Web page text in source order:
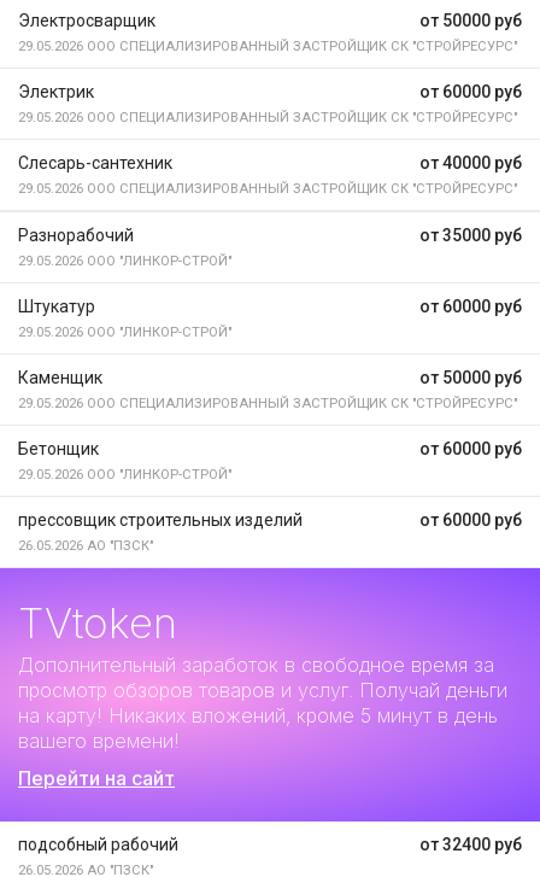
от 50000 руб
Электросварщик
29.05.2026 ООО СПЕЦИАЛИЗИРОВАННЫЙ ЗАСТРОЙЩИК СК "СТРОЙРЕСУРС"
от 60000 руб
Электрик
29.05.2026 ООО СПЕЦИАЛИЗИРОВАННЫЙ ЗАСТРОЙЩИК СК "СТРОЙРЕСУРС"
от 40000 руб
Слесарь-сантехник
29.05.2026 ООО СПЕЦИАЛИЗИРОВАННЫЙ ЗАСТРОЙЩИК СК "СТРОЙРЕСУРС"
от 35000 руб
Разнорабочий
29.05.2026 ООО "ЛИНКОР-СТРОЙ"
от 60000 руб
Штукатур
29.05.2026 ООО "ЛИНКОР-СТРОЙ"
от 50000 руб
Каменщик
29.05.2026 ООО СПЕЦИАЛИЗИРОВАННЫЙ ЗАСТРОЙЩИК СК "СТРОЙРЕСУРС"
от 60000 руб
Бетонщик
29.05.2026 ООО "ЛИНКОР-СТРОЙ"
от 60000 руб
прессовщик строительных изделий
26.05.2026 АО "ПЗСК"
TVtoken
Дополнительный заработок в свободное время за
просмотр обзоров товаров и услуг. Получай деньги
на карту! Никаких вложений, кроме 5 минут в день
вашего времени!
Перейти на сайт
от 32400 руб
подсобный рабочий
26.05.2026 АО "ПЗСК"